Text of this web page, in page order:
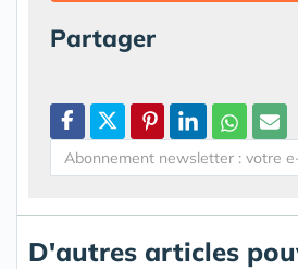
Partager
D'autres articles